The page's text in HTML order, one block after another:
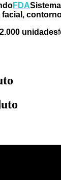
FDA
facial,
unidades